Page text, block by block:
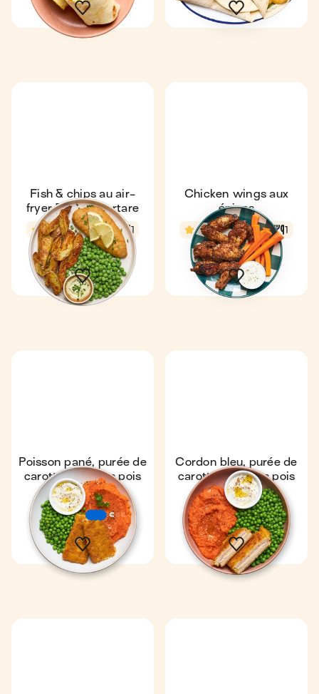
Fish & chips au air-
fryer & sauce tartare
4,8 37 min 1
Chicken wings aux
épices
4,9 40 min 1
Poisson pané, purée de
carottes & petits pois
Express
4,2
10 min
€€€1
Cordon bleu, purée de
carottes & petits pois
Express
4,3
10 min
1